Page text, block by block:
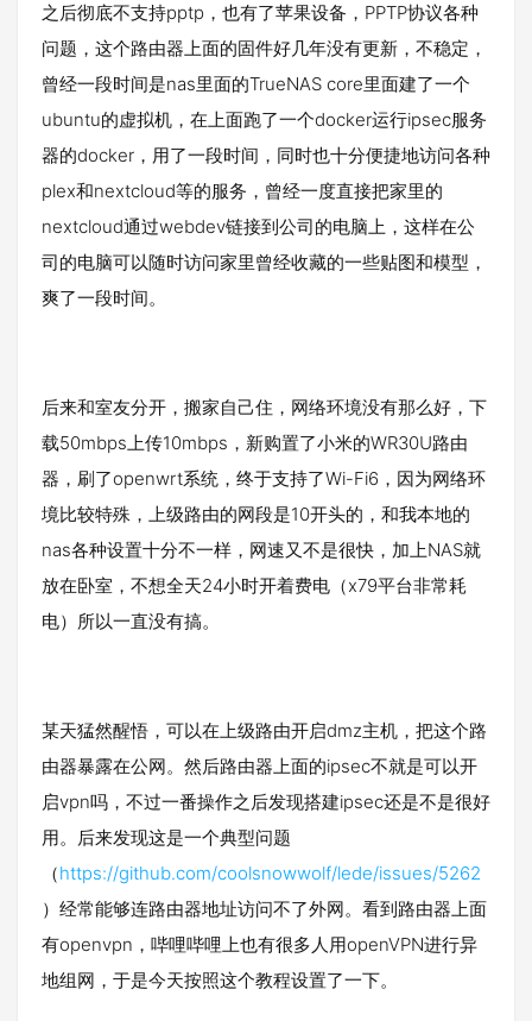
之后彻底不支持pptp，也有了苹果设备，PPTP协议各种
问题，这个路由器上面的固件好几年没有更新，不稳定，
曾经一段时间是nas里面的TrueNAS core里面建了一个
ubuntu的虚拟机，在上面跑了一个docker运行ipsec服务
器的docker，用了一段时间，同时也十分便捷地访问各种
plex和nextcloud等的服务，曾经一度直接把家里的
nextcloud通过webdev链接到公司的电脑上，这样在公
司的电脑可以随时访问家里曾经收藏的一些贴图和模型，
爽了一段时间。
后来和室友分开，搬家自己住，网络环境没有那么好，下
载50mbps上传10mbps，新购置了小米的WR30U路由
器，刷了openwrt系统，终于支持了Wi-Fi6，因为网络环
境比较特殊，上级路由的网段是10开头的，和我本地的
nas各种设置十分不一样，网速又不是很快，加上NAS就
放在卧室，不想全天24小时开着费电（x79平台非常耗
电）所以一直没有搞。
某天猛然醒悟，可以在上级路由开启dmz主机，把这个路
由器暴露在公网。然后路由器上面的ipsec不就是可以开
启vpn吗，不过一番操作之后发现搭建ipsec还是不是很好
用。后来发现这是一个典型问题
（https://github.com/coolsnowwolf/lede/issues/5262
）经常能够连路由器地址访问不了外网。看到路由器上面
有openvpn，哔哩哔哩上也有很多人用openVPN进行异
地组网，于是今天按照这个教程设置了一下。